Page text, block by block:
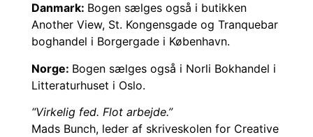
Danmark: Bogen sælges også i butikken
Another View, St. Kongensgade og Tranquebar
boghandel i Borgergade i København.
Norge: Bogen sælges også i Norli Bokhandel i
Litteraturhuset i Oslo.
“Virkelig fed. Flot arbejde.”
Mads Bunch, leder af skriveskolen for Creative